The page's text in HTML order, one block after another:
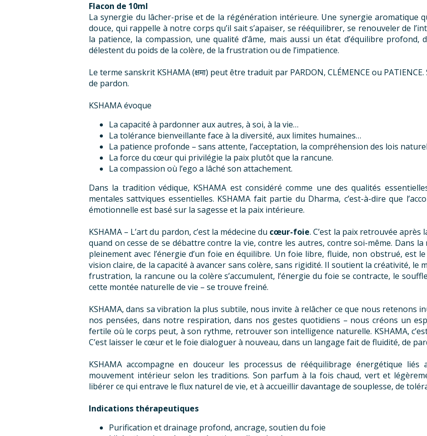
Flacon de 10ml
La synergie du lâcher-prise et de la régénération intérieure. Une synergie aromatique
douce, qui rappelle à notre corps qu’il sait s’apaiser, se rééquilibrer, se renouveler de
la patience, la compassion, une qualité d’âme, mais aussi un état d’équilibre
délestent du poids de la colère, de la frustration ou de l’impatience.
Le terme sanskrit KSHAMA (क्षमा) peut être traduit par PARDON, CLÉMENCE ou
de pardon.
KSHAMA évoque
La capacité à pardonner aux autres, à soi, à la vie…
La tolérance bienveillante face à la diversité, aux limites humaines…
La patience profonde – sans attente, l’acceptation, la compréhension des lois
La force du cœur qui privilégie la paix plutôt que la rancune.
La compassion où l’ego a lâché son attachement.
Dans la tradition védique, KSHAMA est considéré comme une des qualités
mentales sattviques essentielles. KSHAMA fait partie du Dharma, c’est-à-dire que
émotionnelle est basé sur la sagesse et la paix intérieure.
KSHAMA – L’art du pardon, c’est la médecine du cœur-foie. C’est la paix retrouvée après
quand on cesse de se débattre contre la vie, contre les autres, contre soi-même. Dans la
pleinement avec l’énergie d’un foie en équilibre. Un foie libre, fluide, non obstrué, est
vision claire, de la capacité à avancer sans colère, sans rigidité. Il soutient la créativité, le
frustration, la rancune ou la colère s’accumulent, l’énergie du foie se contracte, le
cette montée naturelle de vie – se trouve freiné.
KSHAMA, dans sa vibration la plus subtile, nous invite à relâcher ce que nous retenons
nos pensées, dans notre respiration, dans nos gestes quotidiens – nous créons un
fertile où le corps peut, à son rythme, retrouver son intelligence naturelle. KSHAMA,
C’est laisser le cœur et le foie dialoguer à nouveau, dans un langage fait de fluidité, de
KSHAMA accompagne en douceur les processus de rééquilibrage énergétique
mouvement intérieur selon les traditions. Son parfum à la fois chaud, vert et
libérer ce qui entrave le flux naturel de vie, et à accueillir davantage de souplesse, de
Indications thérapeutiques
Purification et drainage profond, ancrage, soutien du foie